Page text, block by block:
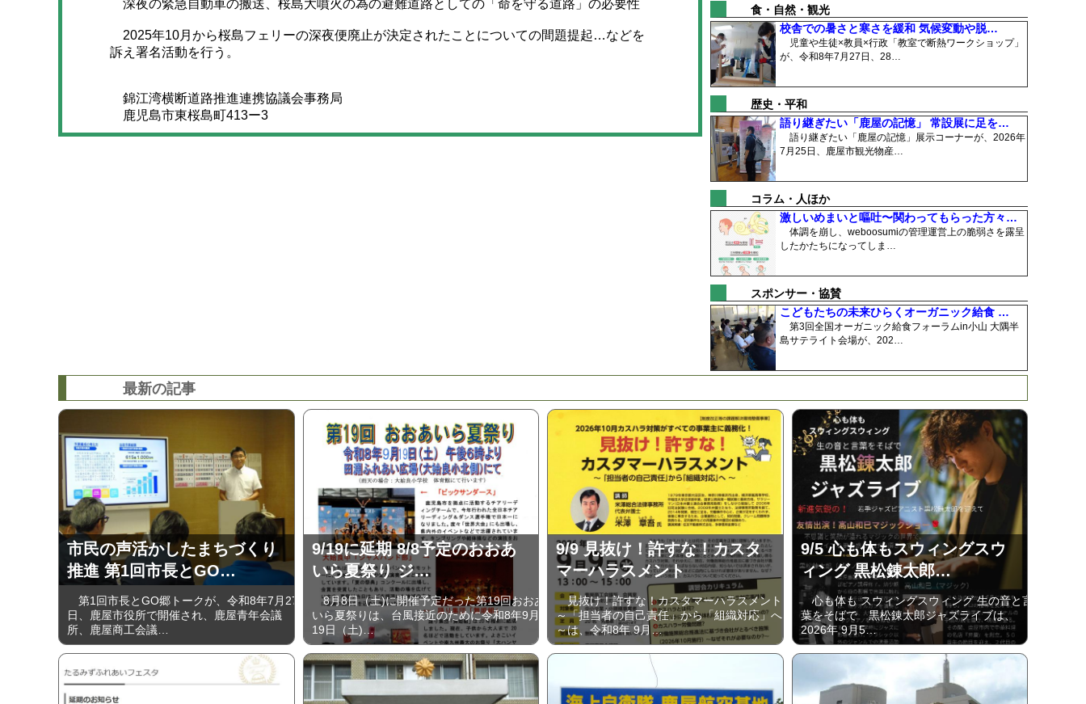
深夜の緊急自動車の搬送、桜島大噴火の為の避難道路としての「命を守る道路」の必要性
2025年10月から桜島フェリーの深夜便廃止が決定されたことについての間題提起…などを
訴え署名活動を行う。
錦江湾横断道路推進連携協議会事務局
鹿児島市東桜島町413ー3
食・自然・観光
校舎での暑さと寒さを緩和 気候変動や脱…
児童や生徒×教員×行政「教室で断熱ワークショップ」
が、令和8年7月27日、28…
歴史・平和
語り継ぎたい「鹿屋の記憶」 常設展に足を…
語り継ぎたい「鹿屋の記憶」展示コーナーが、2026年
7月25日、鹿屋市観光物産…
コラム・人ほか
激しいめまいと嘔吐〜関わってもらった方々…
体調を崩し、weboosumiの管理運営上の脆弱さを露呈
したかたちになってしま…
スポンサー・協賛
こどもたちの未来ひらくオーガニック給食 …
第3回全国オーガニック給食フォーラムin小山 大隅半
島サテライト会場が、202…
最新の記事
市民の声活かしたまちづくり
推進 第1回市長とGO…
第1回市長とGO郷トークが、令和8年7月27
日、鹿屋市役所で開催され、鹿屋青年会議
所、鹿屋商工会議…
9/19に延期 8/8予定のおおあ
いら夏祭り ジ…
8月8日（土)に開催予定だった第19回おおあ
いら夏祭りは、台風接近のために令和8年9月
19日（土)…
9/9 見抜け！許すな！カスタ
マーハラスメント
見抜け！許すな！カスタマーハラスメント
～「担当者の自己責任」から「組織対応」へ
～は、令和8年 9月…
9/5 心も体もスウィングスウ
ィング 黒松錬太郎…
心も体も スウィングスウィング 生の音と言
葉をそばで 黒松錬太郎ジャズライブは、
2026年 9⽉5…